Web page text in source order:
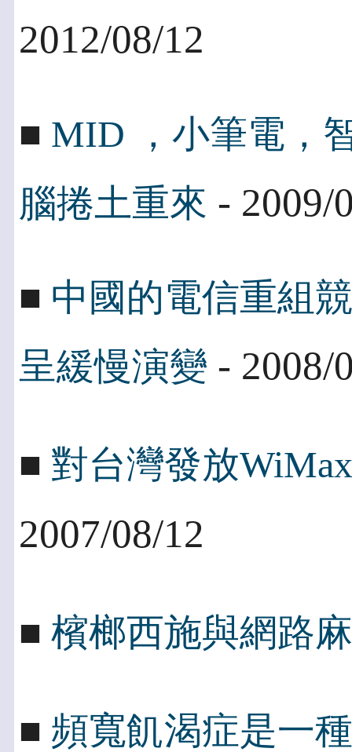
2012/08/12
■ MID ，小筆電，
腦捲土重來 - 2009/
■ 中國的電信重組
呈緩慢演變 - 2008/
■ 對台灣發放
2007/08/12
■ 檳榔西施與網路
■ 頻寬飢渴症是一